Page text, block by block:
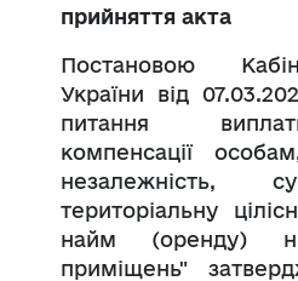
прийняття акта
Постановою
України від
питання
компенсації
незалежність,
територіальну
найм (оренду)
приміщень"